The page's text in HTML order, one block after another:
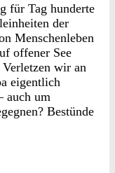
für Tag hunderte
der
Menschenleben
offener See
wir an
eigentlich
auch um
Bestünde